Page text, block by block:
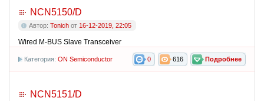
NCN5150/D
Автор: Tonich от 16-12-2019, 22:05
Wired M-BUS Slave Transceiver
Подробнее
616
0
Категория: ON Semiconductor
NCN5151/D